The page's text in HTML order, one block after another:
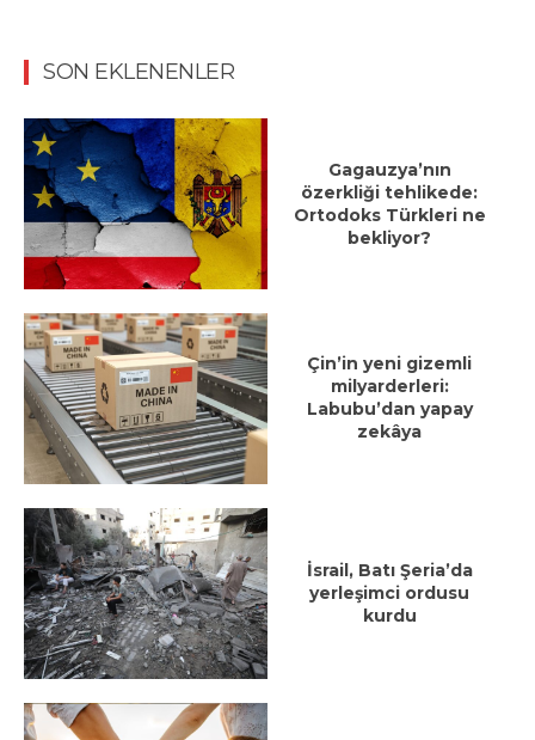
SON EKLENENLER
Gagauzya’nın
özerkliği tehlikede:
Ortodoks Türkleri ne
bekliyor?
Çin’in yeni gizemli
milyarderleri:
Labubu’dan yapay
zekâya
İsrail, Batı Şeria’da
yerleşimci ordusu
kurdu